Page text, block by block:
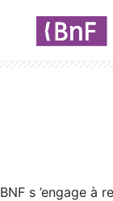
BNF s ’engage à